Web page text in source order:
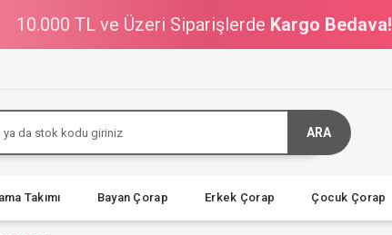
10.000 TL ve Üzeri Siparişlerde Kargo Bedava!
ARA
Takımı Bayan Çorap Erkek Çorap Çocuk Çorap